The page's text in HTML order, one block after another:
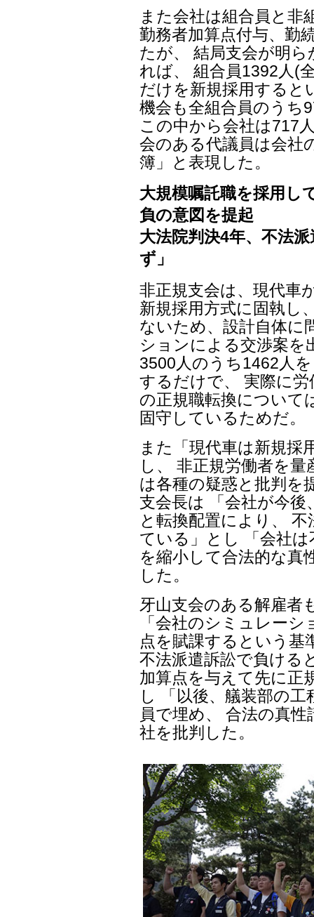
また会社は組合員と非
勤務者加算点付与、勤
たが、 結局支会が明
れば、 組合員1392人(
だけを新規採用すると
機会も全組合員のうち
この中から会社は717
会のある代議員は会社
簿」と表現した。
大規模嘱託職を採用し
負の意図を提起
大法院判決4年、不法
ず」
非正規支会は、現代車
新規採用方式に固執し
ないため、設計自体に
ションによる交渉案を
3500人のうち1462人
するだけで、 実際に
の正規職転換について
固守しているためだ。
また「現代車は新規採
し、 非正規労働者を
は各種の疑惑と批判を
支会長は 「会社が今後
と転換配置により、
ている」とし 「会社
を縮小して合法的な真
した。
牙山支会のある解雇者
「会社のシミュレー
点を賦課するという基
不法派遣訴訟で負ける
加算点を与えて先に正
し 「以後、艤装部の
員で埋め、 合法の真
社を批判した。